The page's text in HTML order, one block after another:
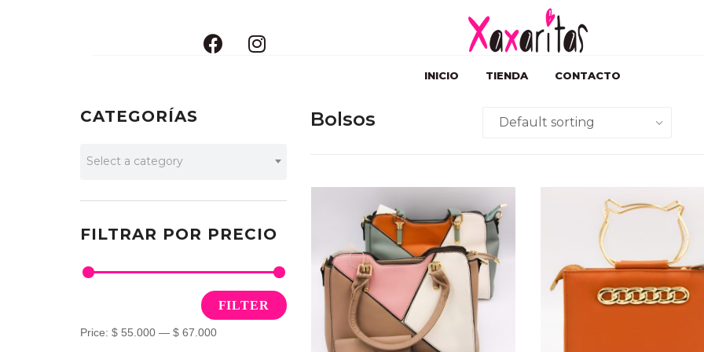
INICIO TIENDA CONTACTO
CATEGORÍAS
Select a category
FILTRAR POR PRECIO
FILTER
Price: $ 55.000 — $ 67.000
Bolsos